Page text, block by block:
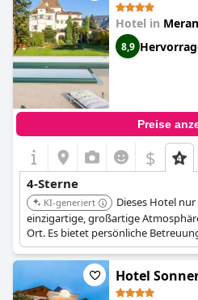
Hotel in Meran
8,9
Preise
$
4-Sterne
KI-generiert
Dieses Hotel
einzigartige, großartige
Ort. Es bietet persönliche
Wünsche zugeschnitten ist. Sein
personalisierten Service wird von
Hotel